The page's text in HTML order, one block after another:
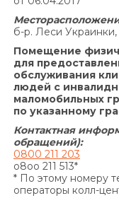
не может быть
По договору о
продукту
«В случае
денежного
за
выдачу
Кредита) и/или
б-р. Леси
Помещение
для
обслуживания
людей с
маломобильных
по указанному
Контактная
обращений):
0800 211 203
o8oo 211 513*
* По этому номеру
операторы колл-